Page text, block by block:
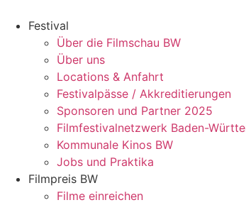
Inhalt
springen
Festival
Über die Filmschau BW
Über uns
Locations & Anfahrt
Festivalpässe / Akkreditierungen
Sponsoren und Partner 2025
Filmfestivalnetzwerk ­Baden-
Kommunale Kinos BW
Jobs und Praktika
Filmpreis BW
Filme einreichen